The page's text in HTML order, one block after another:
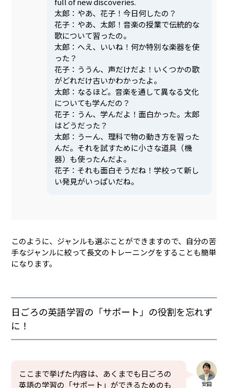
太郎：やあ、花子！今日何したの？
花子：やあ、太郎！音楽の授業で伝統的な
歌について習ったの。
太郎：へえ、いいね！何か特別な楽器を使
った？
花子：ううん、声だけだよ！いくつかの歌
がどれだけ古いかわかったよ。
太郎：なるほど。音楽を通して異なる文化
についても学んだの？
花子：うん、学んだよ！面白かった。太郎
はどうだった？
太郎：うーん、理科で物の動き方を習った
んだ。それを試すために小さな道具（機
器）も使ったんだよ。
花子：それも面白そうだね！学校って新し
い発見がいっぱいだね。
このように、ジャンルも選ぶことができますので、自分の苦
手なジャンルに絞って長文のトレーニングをすることも簡単
になります。
日ごろの英語学習の「サポート」の役割を忘れず
に！
ここまで挙げた内容は、あくまでも日ごろの
英語の学習の「サポート」ができるためのも
安田